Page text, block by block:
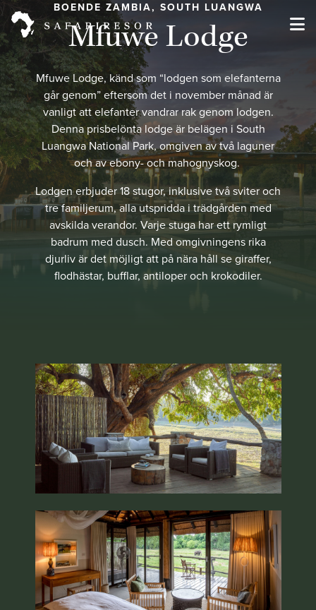
BOENDE ZAMBIA, SOUTH LUANGWA
Mfuwe Lodge
Mfuwe Lodge, känd som “lodgen som elefanterna
går genom” eftersom det i november månad är
vanligt att elefanter vandrar rak genom lodgen.
Denna prisbelönta lodge är belägen i South
Luangwa National Park, omgiven av två laguner
och av ebony- och mahognyskog.
Lodgen erbjuder 18 stugor, inklusive två sviter och
tre familjerum, alla utspridda i trädgården med
avskilda verandor. Varje stuga har ett rymligt
badrum med dusch. Med omgivningens rika
djurliv är det möjligt att på nära håll se giraffer,
flodhästar, bufflar, antiloper och krokodiler.